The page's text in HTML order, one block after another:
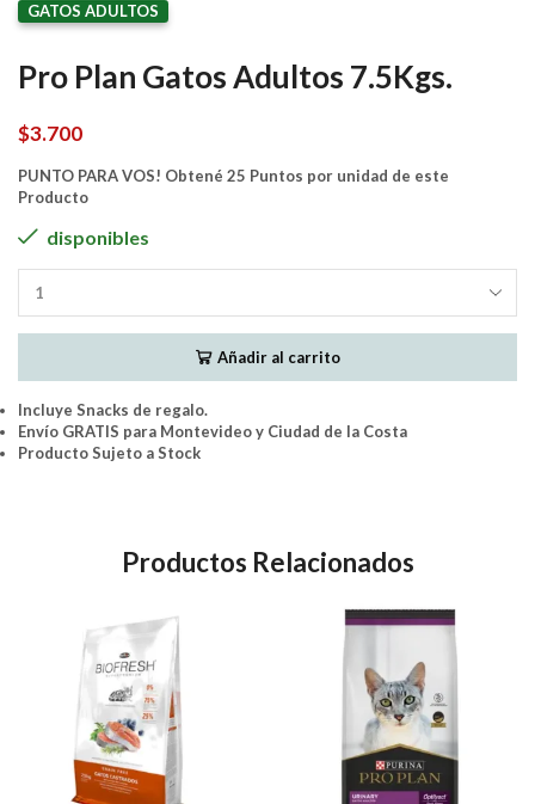
GATOS ADULTOS
Pro Plan Gatos Adultos 7.5Kgs.
$3.700
PUNTO PARA VOS! Obtené 25 Puntos por unidad de este
Producto
disponibles
Adultos
Añadir al carrito
Incluye Snacks de regalo.
Envío GRATIS para Montevideo y Ciudad de la Costa
Producto Sujeto a Stock
Productos Relacionados